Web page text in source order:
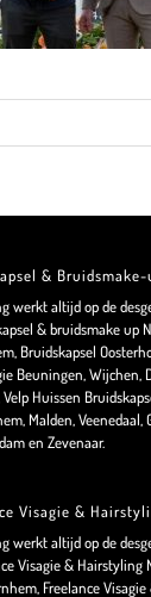
& Bruidsmake-
werkt altijd op de
& bruidsmake up
Bruidskapsel
Beuningen, Wijchen,
Velp Huissen
Malden, Veenedaal,
en Zevenaar.
Visagie &
werkt altijd op de
Visagie & Hairstyling
Freelance